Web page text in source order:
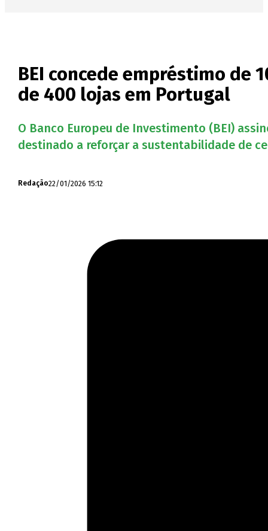
BEI concede empréstimo de
de 400 lojas em Portugal
O Banco Europeu de Investimento (BEI)
destinado a reforçar a sustentabilidade de
Redação22/01/2026 15:12